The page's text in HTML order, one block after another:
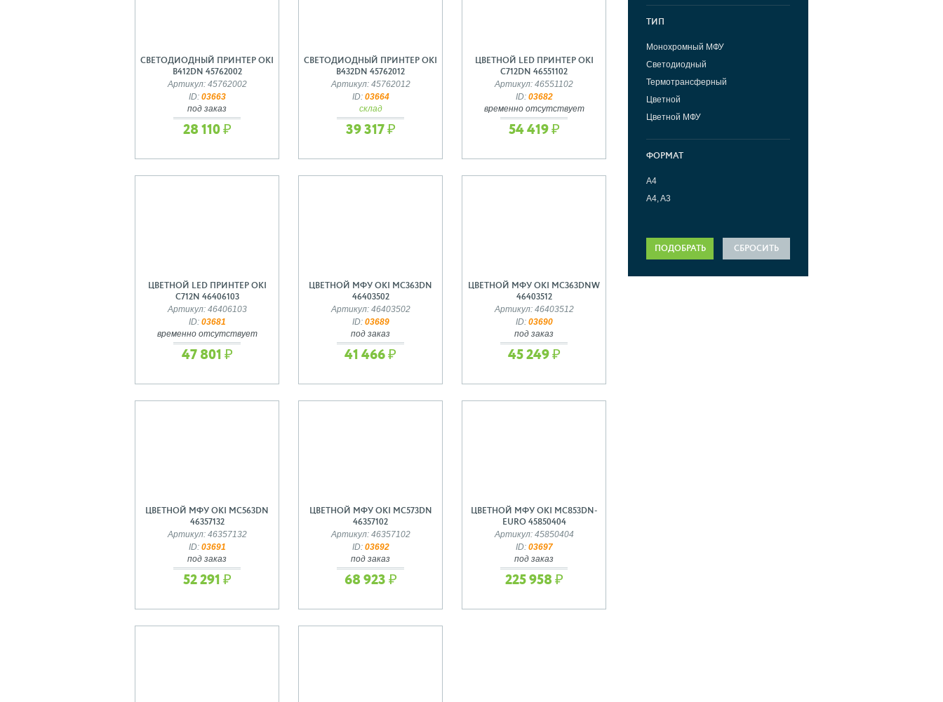
СВЕТОДИОДНЫЙ ПРИНТЕР OKI
B412DN 45762002
Артикул: 45762002
ID: 03663
под заказ
28 110 ₽
СВЕТОДИОДНЫЙ ПРИНТЕР OKI
B432DN 45762012
Артикул: 45762012
ID: 03664
склад
39 317 ₽
ЦВЕТНОЙ LED ПРИНТЕР OKI
C712DN 46551102
Артикул: 46551102
ID: 03682
временно отсутствует
54 419 ₽
ЦВЕТНОЙ LED ПРИНТЕР OKI
C712N 46406103
Артикул: 46406103
ID: 03681
временно отсутствует
47 801 ₽
ЦВЕТНОЙ МФУ OKI MC363DN
46403502
Артикул: 46403502
ID: 03689
под заказ
41 466 ₽
ЦВЕТНОЙ МФУ OKI MC363DNW
46403512
Артикул: 46403512
ID: 03690
под заказ
45 249 ₽
ЦВЕТНОЙ МФУ OKI MC563DN
46357132
Артикул: 46357132
ID: 03691
под заказ
52 291 ₽
ЦВЕТНОЙ МФУ OKI MC573DN
46357102
Артикул: 46357102
ID: 03692
под заказ
68 923 ₽
ЦВЕТНОЙ МФУ OKI MC853DN-
EURO 45850404
Артикул: 45850404
ID: 03697
под заказ
225 958 ₽
ТИП
Монохромный МФУ
Светодиодный
Термотрансферный
Цветной
Цветной МФУ
ФОРМАТ
A4
A4, A3